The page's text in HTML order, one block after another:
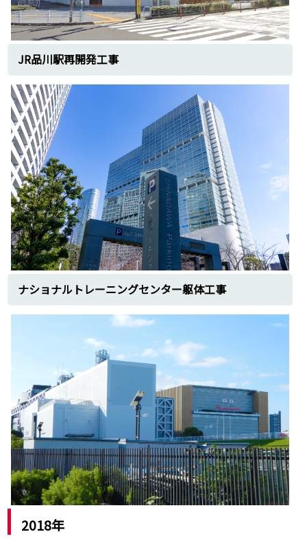
宮城仙南クリーンセンター
山形川口エネルギー回収施設
上山市エネルギー回収施設
いわき南部清掃センター
関東
川崎火力発電所
横浜火力発電所
磯子火力発電所
横須賀火力発電所
横須賀ゴミ処理施設
鳩山DVO埼玉クリーンセンター
川越市資源化センター
西秋川クリーンセンター
東京都江戸川清掃工場
東京都世田谷清掃工場
中部
柏崎刈羽原子力発電所
志賀原子力発電所
七尾大田火力発電所
敦賀原子力発電所
敦賀火力発電所
美浜原子力発電所
高浜原子力発電所
大飯原子力発電所
上伊那クリーンセンター
松阪市クリーンセンター
昭和四日市石油 四日市製油所
甲府峡東クリーンセンター
中国
島根原子力発電所
JR品川駅再開発工事
ナショナルトレーニングセンター躯体工事
2018年